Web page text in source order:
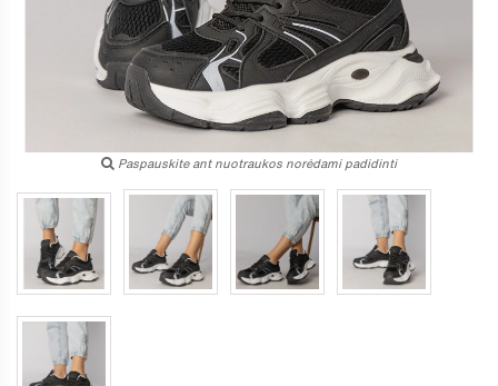
Paspauskite ant nuotraukos norėdami padidinti